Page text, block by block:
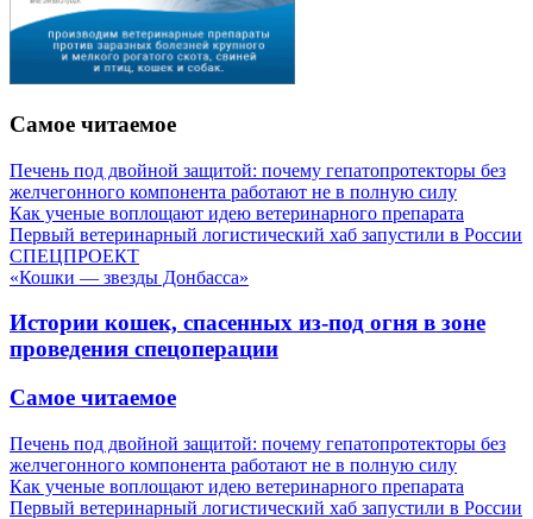
Самое читаемое
Печень под двойной защитой: почему гепатопротекторы без
желчегонного компонента работают не в полную силу
Как ученые воплощают идею ветеринарного препарата
Первый ветеринарный логистический хаб запустили в России
СПЕЦПРОЕКТ
«Кошки — звезды Донбасса»
Истории кошек, спасенных из-под огня в зоне
проведения спецоперации
Самое читаемое
Печень под двойной защитой: почему гепатопротекторы без
желчегонного компонента работают не в полную силу
Как ученые воплощают идею ветеринарного препарата
Первый ветеринарный логистический хаб запустили в России